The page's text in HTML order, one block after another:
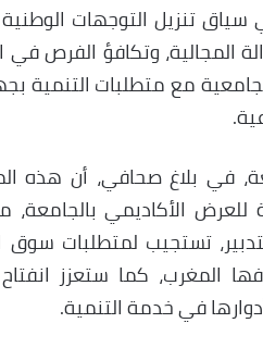
سياق تنزيل التوجهات
المجالية، وتكافؤ الفرص في
مع متطلبات التنمية
في بلاغ صحافي، أن هذه
الأكاديمي
تستجيب لمتطلبات سوق
المغرب، كما ستعزز
في خدمة التنمية.